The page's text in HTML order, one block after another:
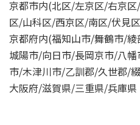
京都市内(北区/左京区/右京
区/山科区/西京区/南区/伏見
京都府内(福知山市/舞鶴市/
城陽市/向日市/長岡京市/八
市/木津川市/乙訓郡/久世郡/
大阪府/滋賀県/三重県/兵庫県